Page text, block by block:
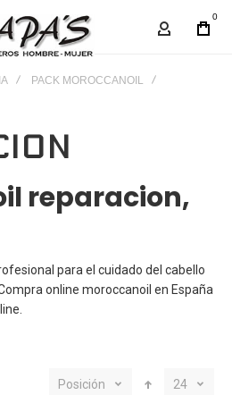
Mi
0
PACK MOROCCANOIL
reparacion,
para el cuidado del cabello
online moroccanoil en España
Posición 24